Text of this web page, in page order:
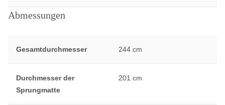
Abmessungen
Gesamtdurchmesser 244 cm
Durchmesser der
Sprungmatte
201 cm